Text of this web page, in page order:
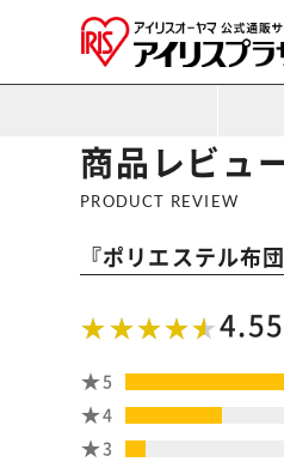
商品レビュ
PRODUCT REVIEW
『ポリエステル布
4.55
5
4
3